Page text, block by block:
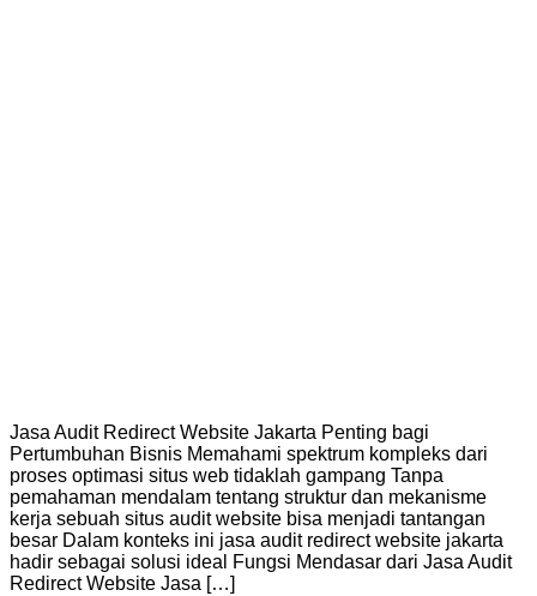
Jasa Audit Redirect Website Jakarta Penting bagi
Pertumbuhan Bisnis Memahami spektrum kompleks dari
proses optimasi situs web tidaklah gampang Tanpa
pemahaman mendalam tentang struktur dan mekanisme
kerja sebuah situs audit website bisa menjadi tantangan
besar Dalam konteks ini jasa audit redirect website jakarta
hadir sebagai solusi ideal Fungsi Mendasar dari Jasa Audit
Redirect Website Jasa […]